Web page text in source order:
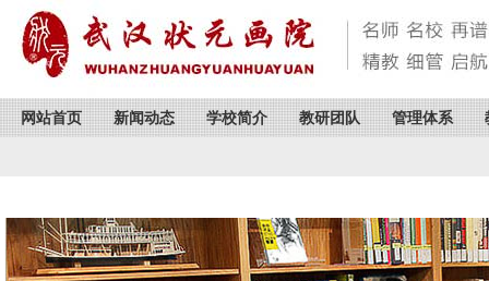
网站首页 新闻动态 学校简介 教研团队 管理体系